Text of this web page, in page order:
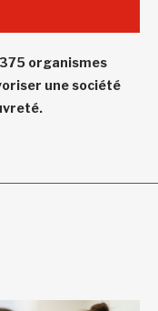
organismes
une société